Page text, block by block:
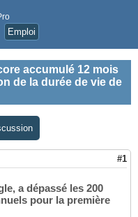
Emploi
accumulé 12 mois
de la durée de vie de
#1
a dépassé les 200
pour la première